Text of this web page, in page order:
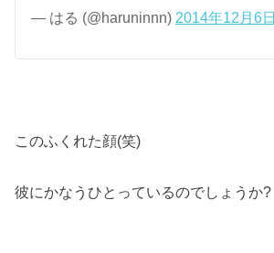
— はる (@haruninnn) 2014年12月6日
このふくれた顔(笑)
彼にかなうひとっているのでしょうか?